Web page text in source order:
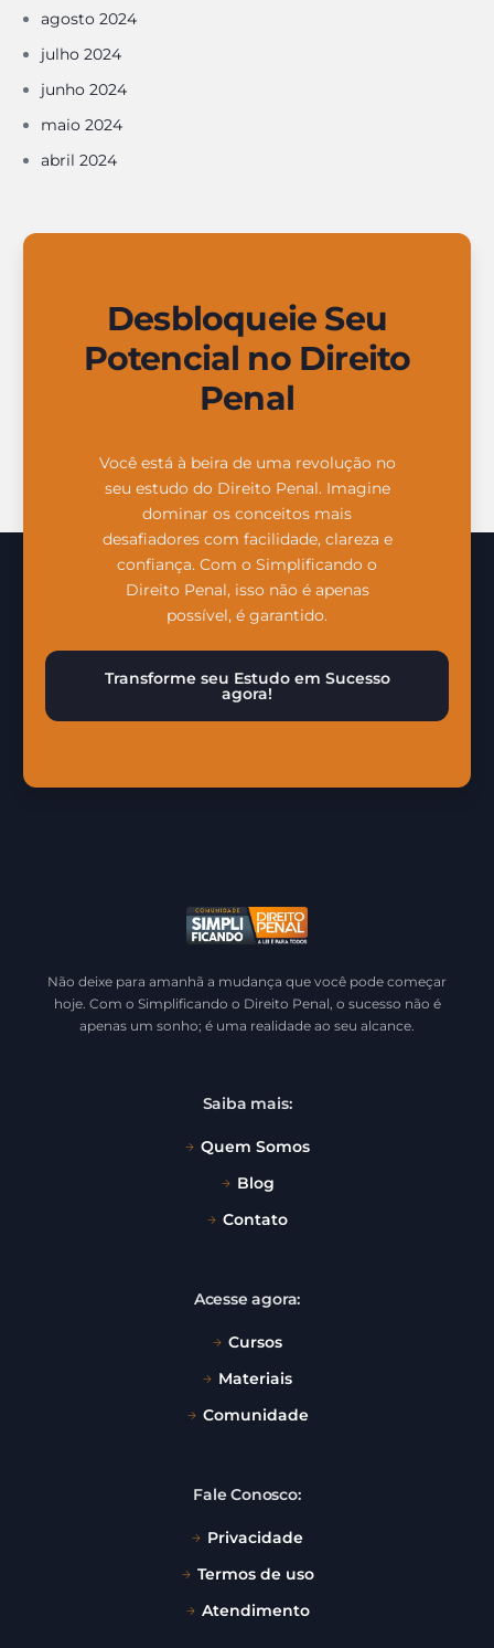
agosto 2024
julho 2024
junho 2024
maio 2024
abril 2024
Desbloqueie Seu
Potencial no Direito
Penal
Você está à beira de uma revolução no
seu estudo do Direito Penal. Imagine
dominar os conceitos mais
desafiadores com facilidade, clareza e
confiança. Com o Simplificando o
Direito Penal, isso não é apenas
possível, é garantido.
Transforme seu Estudo em Sucesso
agora!
Não deixe para amanhã a mudança que você pode começar
hoje. Com o Simplificando o Direito Penal, o sucesso não é
apenas um sonho; é uma realidade ao seu alcance.
Saiba mais:
Quem Somos
Blog
Contato
Acesse agora:
Cursos
Materiais
Comunidade
Fale Conosco:
Privacidade
Termos de uso
Atendimento